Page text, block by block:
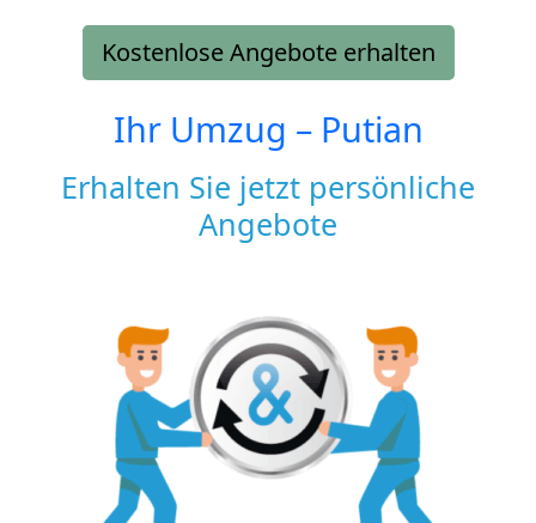
Kostenlose Angebote erhalten
Ihr Umzug – Putian
Erhalten Sie jetzt persönliche
Angebote